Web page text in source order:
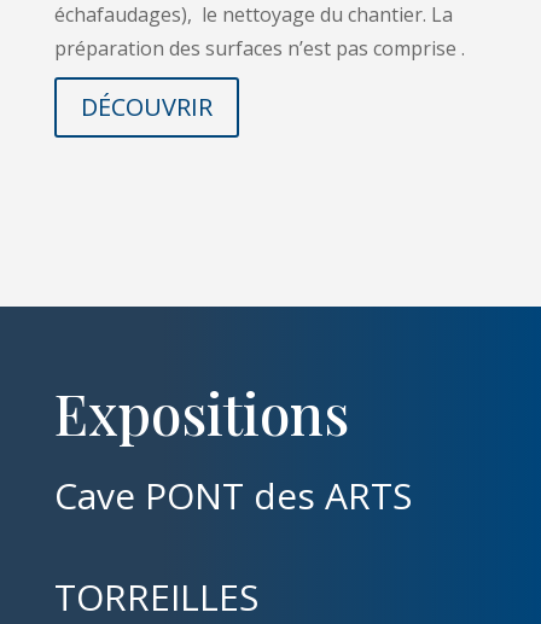
échafaudages), le nettoyage du chantier. La
préparation des surfaces n’est pas comprise .
DÉCOUVRIR
Expositions
Cave PONT des ARTS
TORREILLES